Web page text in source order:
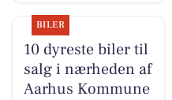
BILER
10 dyreste biler til
salg i nærheden af
Aarhus Kommune